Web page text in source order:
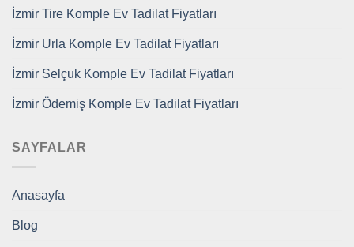
İzmir Tire Komple Ev Tadilat Fiyatları
İzmir Urla Komple Ev Tadilat Fiyatları
İzmir Selçuk Komple Ev Tadilat Fiyatları
İzmir Ödemiş Komple Ev Tadilat Fiyatları
SAYFALAR
Anasayfa
Blog